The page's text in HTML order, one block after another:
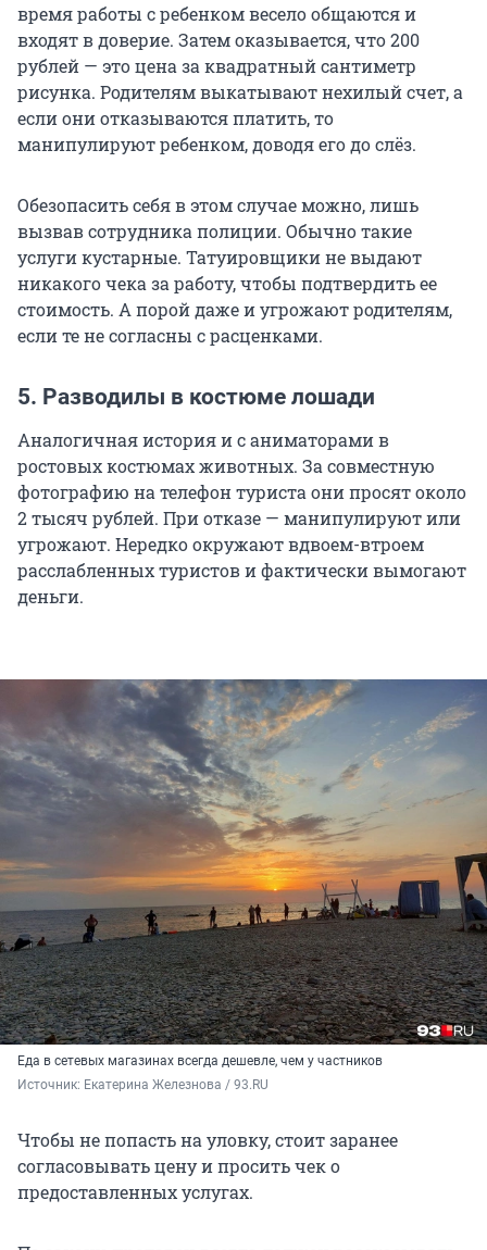
время работы с ребенком весело общаются и
входят в доверие. Затем оказывается, что 200
рублей — это цена за квадратный сантиметр
рисунка. Родителям выкатывают нехилый счет, а
если они отказываются платить, то
манипулируют ребенком, доводя его до слёз.
Обезопасить себя в этом случае можно, лишь
вызвав сотрудника полиции. Обычно такие
услуги кустарные. Татуировщики не выдают
никакого чека за работу, чтобы подтвердить ее
стоимость. А порой даже и угрожают родителям,
если те не согласны с расценками.
5. Разводилы в костюме лошади
Аналогичная история и с аниматорами в
ростовых костюмах животных. За совместную
фотографию на телефон туриста они просят около
2 тысяч рублей. При отказе — манипулируют или
угрожают. Нередко окружают вдвоем-втроем
расслабленных туристов и фактически вымогают
деньги.
Еда в сетевых магазинах всегда дешевле, чем у частников
Источник: Екатерина Железнова / 93.RU
Чтобы не попасть на уловку, стоит заранее
согласовывать цену и просить чек о
предоставленных услугах.